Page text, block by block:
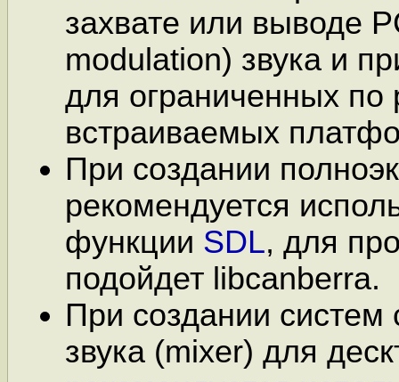
захвате или выводе
modulation) звука и
для ограниченных по
встраиваемых
При создании
рекомендуется
функции SDL, для
подойдет libcanberra.
При создании
звука (mixer) для